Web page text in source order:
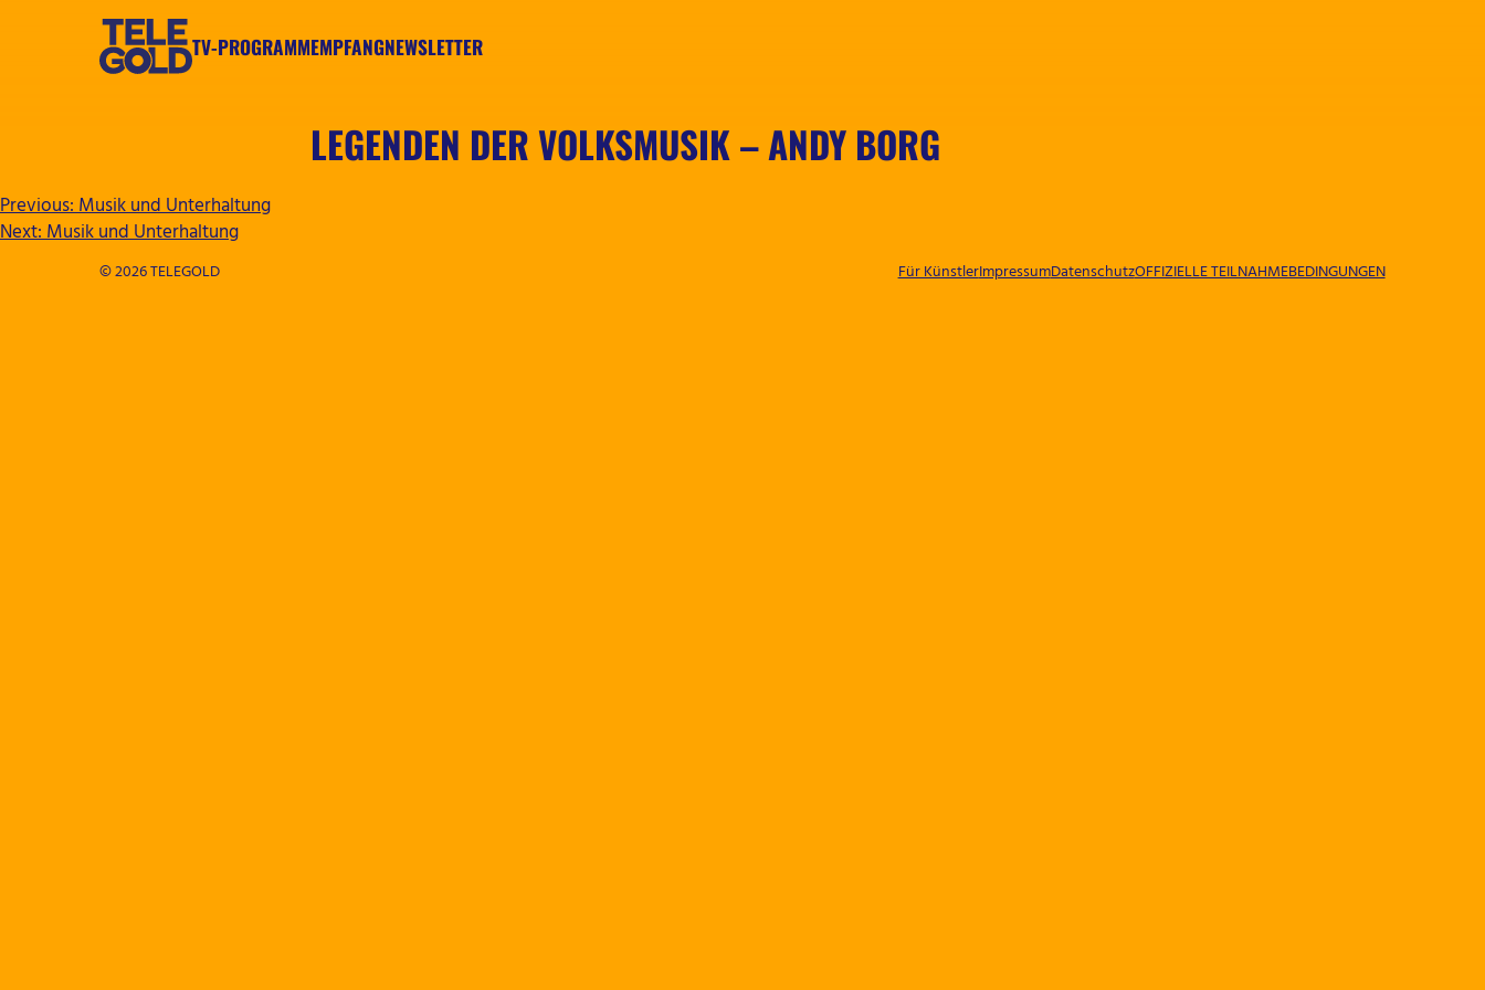
TV-PROGRAMMEMPFANGNEWSLETTER
LEGENDEN DER VOLKSMUSIK – ANDY BORG
BEITRAGSNAVIGATION
Previous:Musik und Unterhaltung
Next:Musik und Unterhaltung
© 2026 TELEGOLD Für KünstlerImpressumDatenschutzOFFIZIELLE TEILNAHMEBEDINGUNGEN